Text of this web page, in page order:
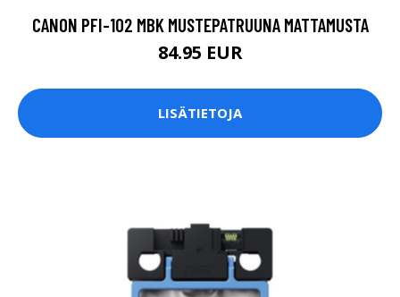
CANON PFI-102 MBK MUSTEPATRUUNA MATTAMUSTA
84.95 EUR
LISÄTIETOJA